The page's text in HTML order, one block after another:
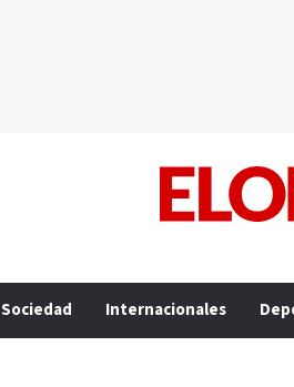
Sociedad Internacionales